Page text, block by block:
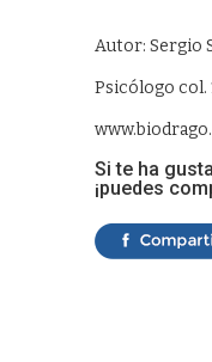
Autor: Sergio
Psicólogo col.
Si te ha
¡puedes